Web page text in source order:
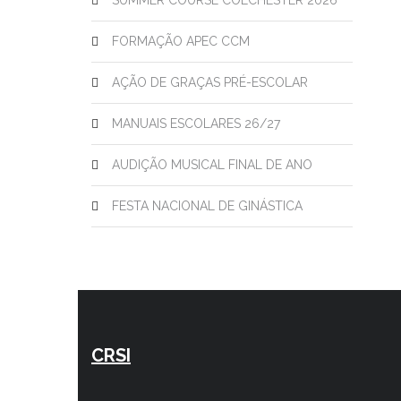
FORMAÇÃO APEC CCM
AÇÃO DE GRAÇAS PRÉ-ESCOLAR
MANUAIS ESCOLARES 26/27
AUDIÇÃO MUSICAL FINAL DE ANO
FESTA NACIONAL DE GINÁSTICA
CRSI